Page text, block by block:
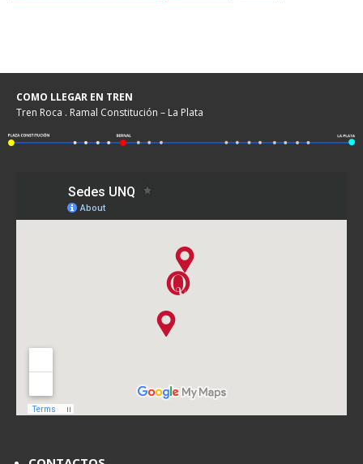
COMO LLEGAR EN TREN
Tren Roca . Ramal Constitución – La Plata